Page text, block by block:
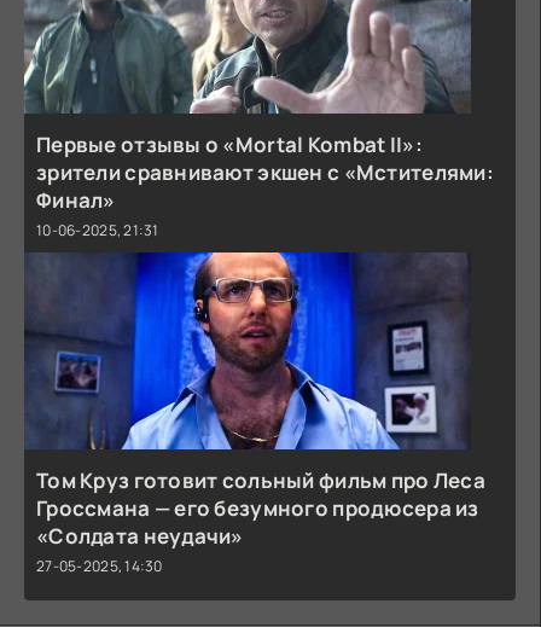
Первые отзывы о «Mortal Kombat II»:
зрители сравнивают экшен с «Мстителями:
Финал»
10-06-2025, 21:31
Том Круз готовит сольный фильм про Леса
Гроссмана — его безумного продюсера из
«Солдата неудачи»
27-05-2025, 14:30